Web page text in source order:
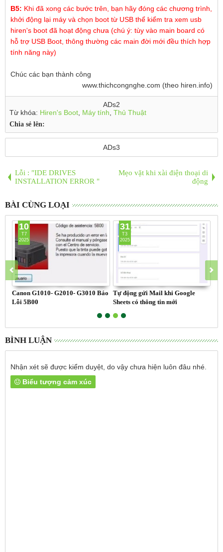
B5: Khi đã xong các bước trên, bạn hãy đóng các chương trình,
khởi động lại máy và chọn boot từ USB thể kiểm tra xem usb
hiren's boot đã hoạt động chưa (chú ý: tùy vào main board có
hỗ trợ USB Boot, thông thường các main đời mới đều thích hợp
tính năng này)
Chúc các bạn thành công
www.thichcongnghe.com (theo hiren.info)
ADs2
Từ khóa: Hiren's Boot Máy tính ,Thủ Thuật
Chia sẻ lên:
ADs3
Lỗi : "IDE DRIVES
INSTALLATION ERROR "
Mẹo vặt khi xài điện thoại di
động
BÀI CÙNG LOẠI
Canon G1010- G2010- G3010 Báo
Lỗi 5B00
10
T7
2025
Tự động gửi Mail khi Google
Sheets có thông tin mới
31
T3
2025
BÌNH LUẬN
Nhận xét sẽ được kiểm duyệt, do vậy chưa hiện luôn đâu nhé.
Biểu tượng cảm xúc